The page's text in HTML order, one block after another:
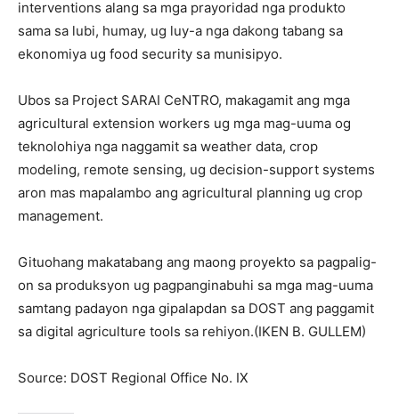
interventions alang sa mga prayoridad nga produkto
sama sa lubi, humay, ug luy-a nga dakong tabang sa
ekonomiya ug food security sa munisipyo.
Ubos sa Project SARAI CeNTRO, makagamit ang mga
agricultural extension workers ug mga mag-uuma og
teknolohiya nga naggamit sa weather data, crop
modeling, remote sensing, ug decision-support systems
aron mas mapalambo ang agricultural planning ug crop
management.
Gituohang makatabang ang maong proyekto sa pagpalig-
on sa produksyon ug pagpanginabuhi sa mga mag-uuma
samtang padayon nga gipalapdan sa DOST ang paggamit
sa digital agriculture tools sa rehiyon.(IKEN B. GULLEM)
Source: DOST Regional Office No. IX